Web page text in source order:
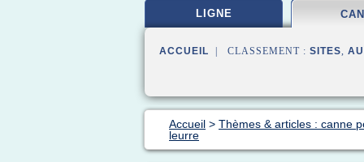
LIGNE
ACCUEIL | CLASSEMENT : SITES,
Accueil > Thèmes & articles : canne
leurre